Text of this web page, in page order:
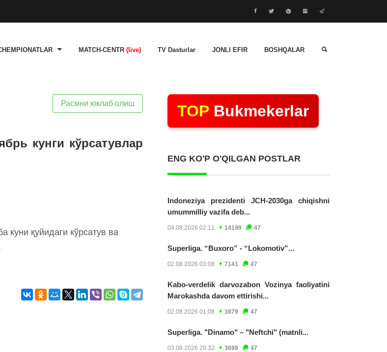
MATCH-CENTR (live) TV Dasturlar JONLI EFIR BOSHQALAR
Расмни юклаб олиш
кунги кўрсатувлар
куни қуйидаги кўрсатув ва
TOP Bukmekerlar
ENG KO'P O'QILGAN POSTLAR
Indoneziya prezidenti JCH-2030ga chiqishni
umummilliy vazifa deb...
04.08.2026 02:11 14199 47
Superliga. “Buxoro” - “Lokomotiv”...
02.08.2026 03:08 7141 47
Kabo-verdelik darvozabon Vozinya faoliyatini
Marokashda davom ettirishi...
02.08.2026 01:08 3879 47
Superliga. "Dinamo" – "Neftchi" (matnli...
03.08.2026 20:32 3699 47